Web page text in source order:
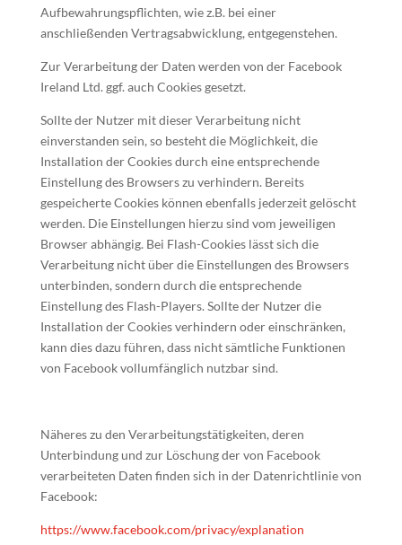
Aufbewahrungspflichten, wie z.B. bei einer
anschließenden Vertragsabwicklung, entgegenstehen.
Zur Verarbeitung der Daten werden von der Facebook
Ireland Ltd. ggf. auch Cookies gesetzt.
Sollte der Nutzer mit dieser Verarbeitung nicht
einverstanden sein, so besteht die Möglichkeit, die
Installation der Cookies durch eine entsprechende
Einstellung des Browsers zu verhindern. Bereits
gespeicherte Cookies können ebenfalls jederzeit gelöscht
werden. Die Einstellungen hierzu sind vom jeweiligen
Browser abhängig. Bei Flash-Cookies lässt sich die
Verarbeitung nicht über die Einstellungen des Browsers
unterbinden, sondern durch die entsprechende
Einstellung des Flash-Players. Sollte der Nutzer die
Installation der Cookies verhindern oder einschränken,
kann dies dazu führen, dass nicht sämtliche Funktionen
von Facebook vollumfänglich nutzbar sind.
Näheres zu den Verarbeitungstätigkeiten, deren
Unterbindung und zur Löschung der von Facebook
verarbeiteten Daten finden sich in der Datenrichtlinie von
Facebook:
https://www.facebook.com/privacy/explanation